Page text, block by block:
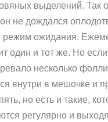
выделений. Так
не дождался
режим ожидания.
один и тот же. Но если
несколько
внутри в мешочке и
но есть и такие,
регулярно и